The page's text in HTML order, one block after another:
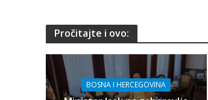
Pročitajte i ovo:
BOSNA I HERCEGOVINA